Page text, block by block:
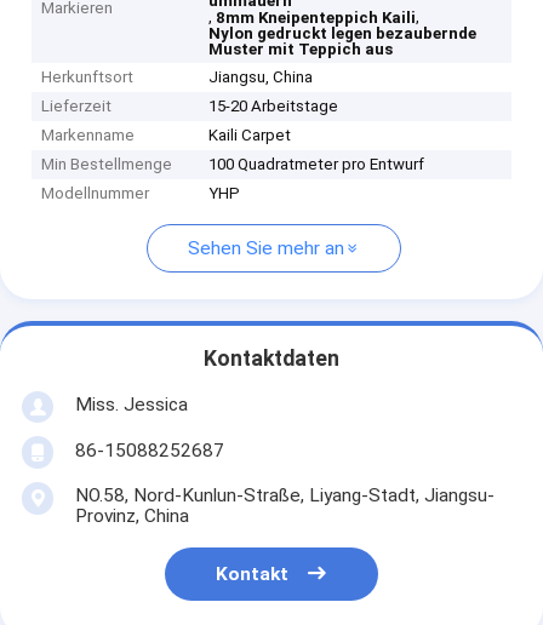
Markieren
, 8mm Kneipenteppich Kaili,
Nylon gedruckt legen bezaubernde
Muster mit Teppich aus
Herkunftsort
Jiangsu, China
Lieferzeit
15-20 Arbeitstage
Markenname
Kaili Carpet
Min Bestellmenge
100 Quadratmeter pro Entwurf
Modellnummer
YHP
Sehen Sie mehr an
Kontaktdaten
Miss. Jessica
86-15088252687
NO.58, Nord-Kunlun-Straße, Liyang-Stadt, Jiangsu-
Provinz, China
Kontakt